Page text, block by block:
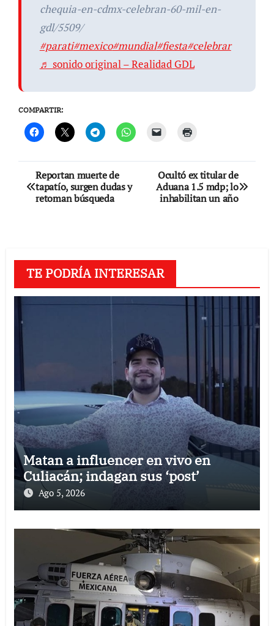
chequia-en-cdmx-celebran-60-mil-en-
gdl/5509/
#parati#mexico#mundial#fiesta#celebrar
♬ sonido original – Realidad GDL
COMPARTIR:
Navegación
de
Reportan muerte de
tapatío, surgen dudas y
retoman búsqueda
Ocultó ex titular de
Aduana 1.5 mdp; lo
inhabilitan un año
TE PODRÍA INTERESAR
Matan a influencer en vivo en
Culiacán; indagan sus ‘post’
Ago 5, 2026